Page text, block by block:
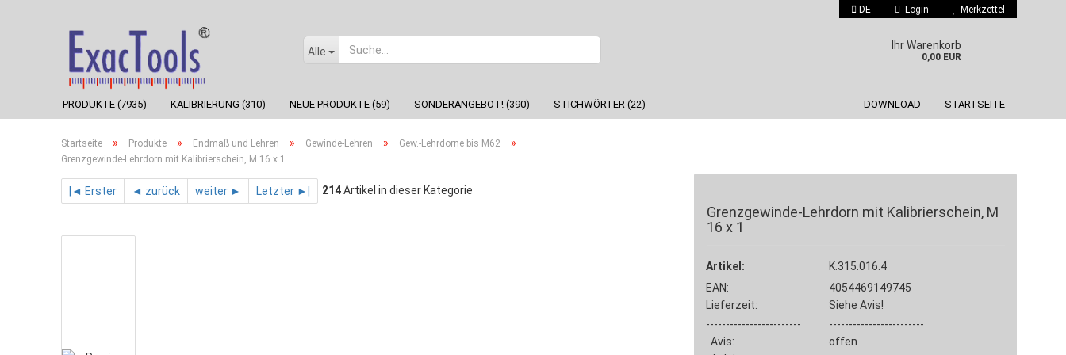
DE Login
Konto erstellen
Merkzettel
Alle Ihr Warenkorb
0,00 EUR
PRODUKTE (7935) KALIBRIERUNG (310) NEUE PRODUKTE (59) SONDERANGEBOT! (390) STICHWÖRTER (22) DOWNLOAD STARTSEITE
Startseite » Produkte » Endmaß und Lehren » Gewinde-Lehren » Gew.-Lehrdorne bis M62 »
Grenzgewinde-Lehrdorn mit Kalibrierschein, M 16 x 1
|◄ Erster ◄ zurück weiter ► Letzter ►| 214Artikel in dieser Kategorie
Grenzgewinde-Lehrdorn mit Kalibrierschein, M
16 x 1
Artikel:
K.315.016.4
EAN:
4054469149745
Lieferzeit:
Siehe Avis!
------------------------
------------------------
Avis:
offen